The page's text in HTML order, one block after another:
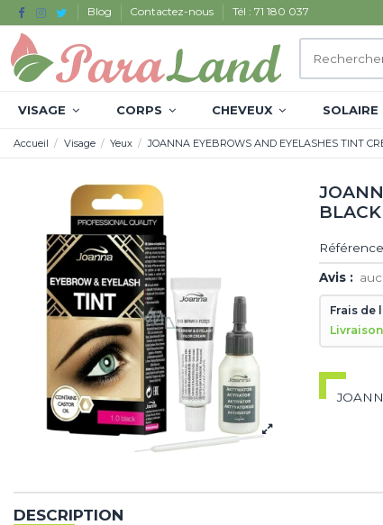
Blog Contactez-nous Tél : 71 180 037
VISAGE CORPS CHEVEUX SOLAIRE
Accueil Visage Yeux JOANNA EYEBROWS AND EYELASHES TINT
BLACK
Avis :
Frais de
DESCRIPTION